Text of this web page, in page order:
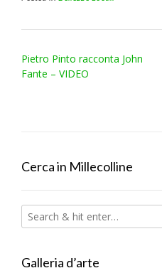
Post
navigation
Pietro Pinto racconta John
Fante – VIDEO
Cerca in Millecolline
Galleria d’arte